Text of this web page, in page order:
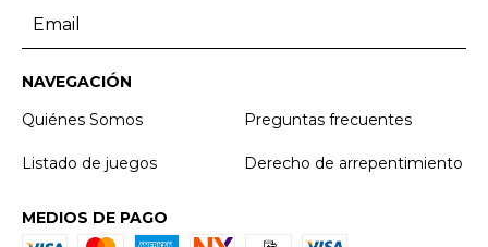
NAVEGACIÓN
Quiénes Somos
Preguntas frecuentes
Listado de juegos Derecho de arrepentimiento
MEDIOS DE PAGO